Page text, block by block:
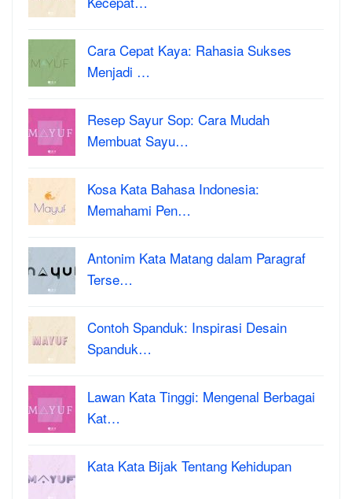
Cara Cepat Kaya: Rahasia Sukses
Menjadi …
Resep Sayur Sop: Cara Mudah
Membuat Sayu…
Kosa Kata Bahasa Indonesia:
Memahami Pen…
Antonim Kata Matang dalam Paragraf
Terse…
Contoh Spanduk: Inspirasi Desain
Spanduk…
Lawan Kata Tinggi: Mengenal Berbagai
Kat…
Kata Kata Bijak Tentang Kehidupan